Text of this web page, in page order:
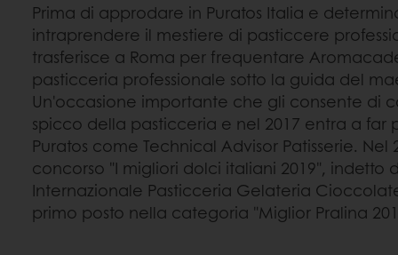
Prima di approdare in Puratos Italia e
intraprendere il mestiere di pasticcere
trasferisce a Roma per frequentare
pasticceria professionale sotto la guida del
Un'occasione importante che gli consente di
spicco della pasticceria e nel 2017 entra a far
Puratos come Technical Advisor Patisserie.
concorso "I migliori dolci italiani 2019", indetto
Internazionale Pasticceria Gelateria
primo posto nella categoria "Miglior Pralina